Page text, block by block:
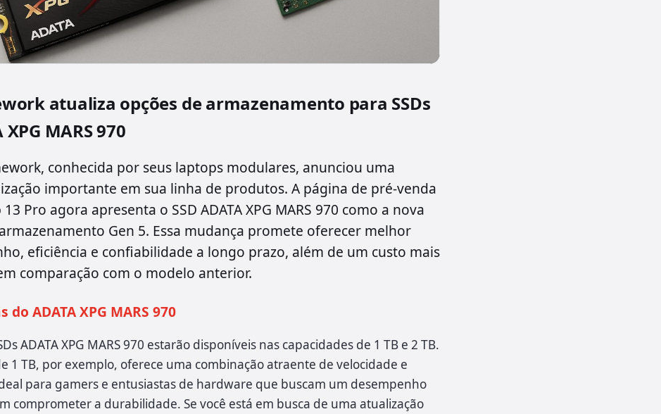
atualiza opções de armazenamento para SSDs
XPG MARS 970
conhecida por seus laptops modulares, anunciou uma
importante em sua linha de produtos. A página de pré-venda
Pro agora apresenta o SSD ADATA XPG MARS 970 como a nova
Gen 5. Essa mudança promete oferecer melhor
eficiência e confiabilidade a longo prazo, além de um custo mais
comparação com o modelo anterior.
do ADATA XPG MARS 970
ADATA XPG MARS 970 estarão disponíveis nas capacidades de 1 TB e 2 TB.
1 TB, por exemplo, oferece uma combinação atraente de velocidade e
para gamers e entusiastas de hardware que buscam um desempenho
comprometer a durabilidade. Se você está em busca de uma atualização